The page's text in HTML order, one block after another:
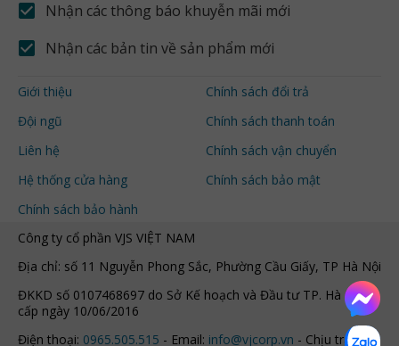
Nhận các thông báo khuyễn mãi mới
Nhận các bản tin về sản phẩm mới
Giới thiệu
Đội ngũ
Liên hệ
Hệ thống cửa hàng
Chính sách bảo hành
Chính sách đổi trả
Chính sách thanh toán
Chính sách vận chuyển
Chính sách bảo mật
Công ty cổ phần VJS VIỆT NAM
Địa chỉ: số 11 Nguyễn Phong Sắc, Phường Cầu Giấy, TP Hà Nội
ĐKKD số 0107468697 do Sở Kế hoạch và Đầu tư TP. Hà Nội
cấp ngày 10/06/2016
Điện thoại: 0965.505.515 - Email: info@vjcorp.vn - Chịu trách